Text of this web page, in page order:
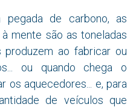
pegada de carbono, as
mente são as toneladas
produzem ao fabricar ou
ou quando chega o
os aquecedores... e, para
de veículos que